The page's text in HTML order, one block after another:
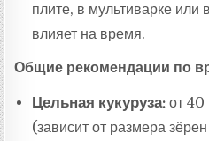
плите, в мультиварке или
влияет на время.
Общие рекомендации по
Цельная кукуруза: от 40
(зависит от размера